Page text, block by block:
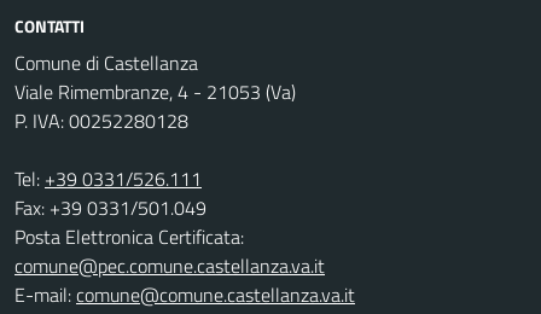
CONTATTI
Comune di Castellanza
Viale Rimembranze, 4 - 21053 (Va)
P. IVA: 00252280128
Tel: +39 0331/526.111
Fax: +39 0331/501.049
Posta Elettronica Certificata:
comune@pec.comune.castellanza.va.it
E-mail:comune@comune.castellanza.va.it